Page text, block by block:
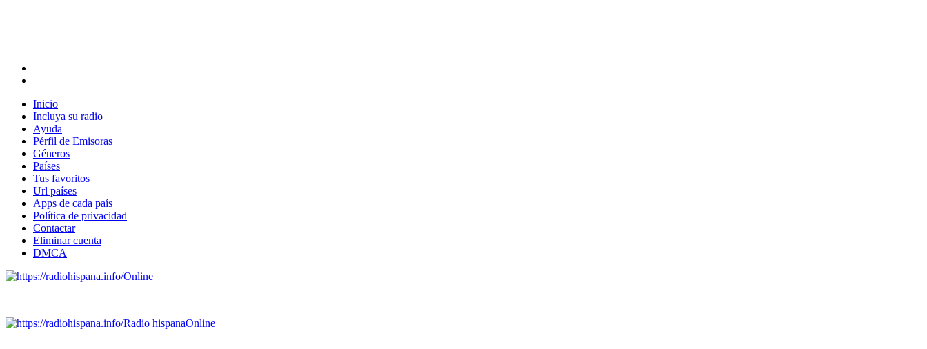
Inicio
Incluya su radio
Ayuda
Pérfil de Emisoras
Géneros
Países
Tus favoritos
Url países
Apps de cada país
Política de privacidad
Contactar
Eliminar cuenta
DMCA
Online
Radio hispanaOnline